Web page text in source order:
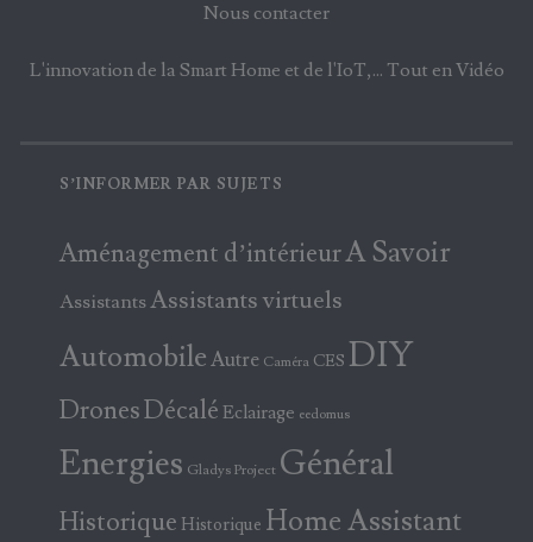
Nous contacter
L'innovation de la Smart Home et de l'IoT,... Tout en Vidéo
S’INFORMER PAR SUJETS
Aménagement d’intérieurA Savoir
AssistantsAssistants virtuels
AutomobileAutre Caméra CES DIY
DronesDécalé Eclairage eedomus
Energies Gladys Project Général
Historique Historique Home Assistant